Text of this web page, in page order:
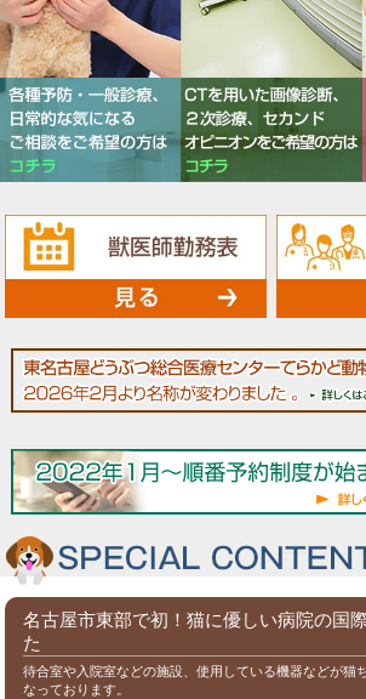
名古屋市東部で初！猫に優しい病院の国
た
待合室や入院室などの施設、使用している機器などが猫
なっております。